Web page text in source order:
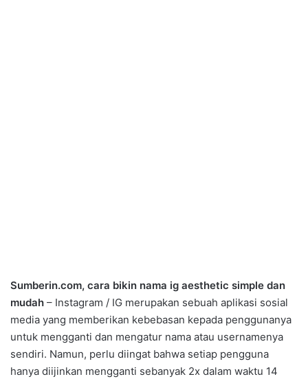
Sumberin.com, cara bikin nama ig aesthetic simple dan
mudah – Instagram / IG merupakan sebuah aplikasi sosial
media yang memberikan kebebasan kepada penggunanya
untuk mengganti dan mengatur nama atau usernamenya
sendiri. Namun, perlu diingat bahwa setiap pengguna
hanya diijinkan mengganti sebanyak 2x dalam waktu 14